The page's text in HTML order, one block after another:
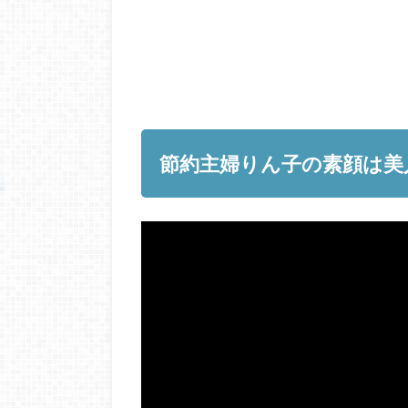
節約主婦りん子の素顔は